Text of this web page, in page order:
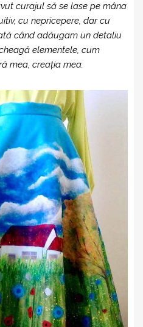
curajul să se lase pe mâna
cu nepricepere, dar cu
când adăugam un detaliu
elementele, cum
mea, creația mea.